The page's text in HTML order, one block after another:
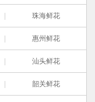
珠海鲜花
惠州鲜花
汕头鲜花
韶关鲜花